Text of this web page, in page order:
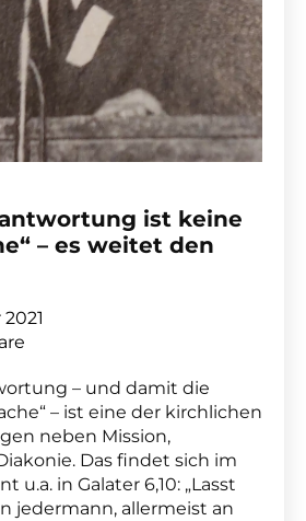
ist keine
– es weitet den
– und damit die
– ist eine der kirchlichen
neben Mission,
Das findet sich im
u.a. in Galater 6,10: „Lasst
jedermann, allermeist an